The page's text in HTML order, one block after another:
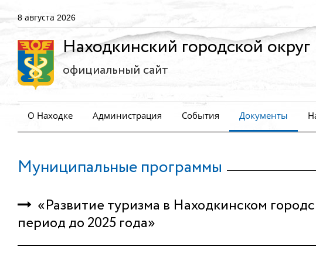
8 августа 2026
Находкинский городской округ
официальный сайт
О Находке Администрация События Документы
Муниципальные программы
«Развитие туризма в Находкинском
период до 2025 года»